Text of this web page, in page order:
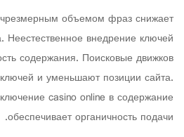
объемом фраз снижает
Неестественное внедрение ключей
содержания. Поисковые движков
и уменьшают позиции сайта.
casino online в содержание
обеспечивает органичность подачи.